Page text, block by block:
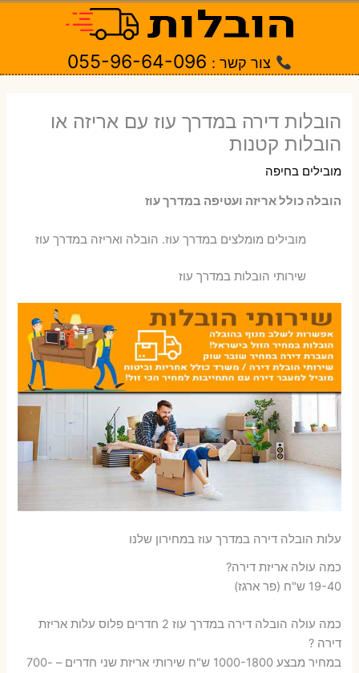
צור קשר : 055-96-64-096
הובלות דירה במדרך עוז עם אריזה או
הובלות קטנות
מובילים בחיפה
הובלה כולל אריזה ועטיפה במדרך עוז
‫מובילים מומלצים במדרך עוז. הובלה ואריזה במדרך עוז
שירותי הובלות במדרך עוז
עלות הובלה דירה במדרך עוז במחירון שלנו
כמה עולה אריזת דירה​?
19-40 ש"ח (פר ארגז)
כמה עולה הובלה דירה במדרך עוז 2 חדרים פלוס עלות אריזת
דירה ?
במחיר מבצע 1000-1800 ש"ח שירותי אריזת שני חדרים – 700-